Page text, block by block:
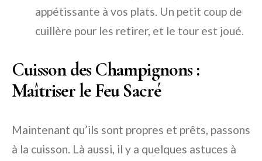
appétissante à vos plats. Un petit coup de
cuillère pour les retirer, et le tour est joué.
Cuisson des Champignons :
Maîtriser le Feu Sacré
Maintenant qu’ils sont propres et prêts, passons
à la cuisson. Là aussi, il y a quelques astuces à